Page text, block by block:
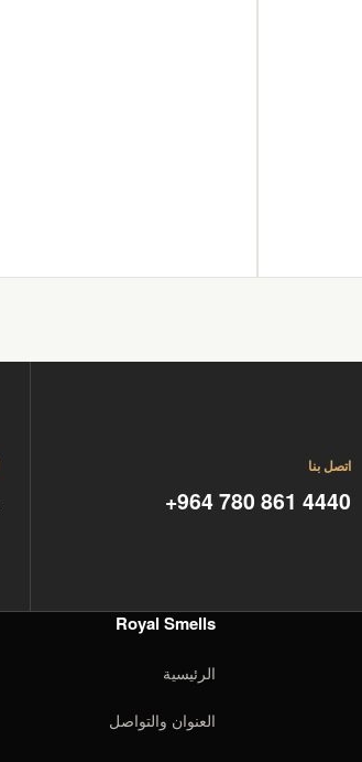
اتصل بنا
+964 780 861 4440
Royal Smells
الرئيسية
العنوان والتواصل